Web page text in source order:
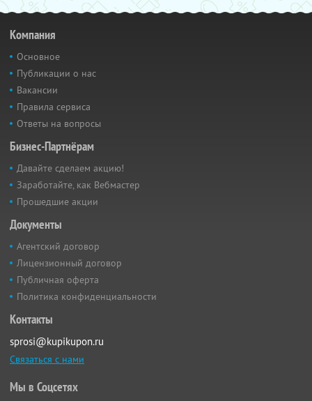
Компания
Основное
Публикации о нас
Вакансии
Правила сервиса
Ответы на вопросы
Бизнес-Партнёрам
Давайте сделаем акцию!
Заработайте, как Вебмастер
Прошедшие акции
Документы
Агентский договор
Лицензионный договор
Публичная оферта
Политика конфиденциальности
Контакты
sprosi@kupikupon.ru
Связаться с нами
Мы в Соцсетях